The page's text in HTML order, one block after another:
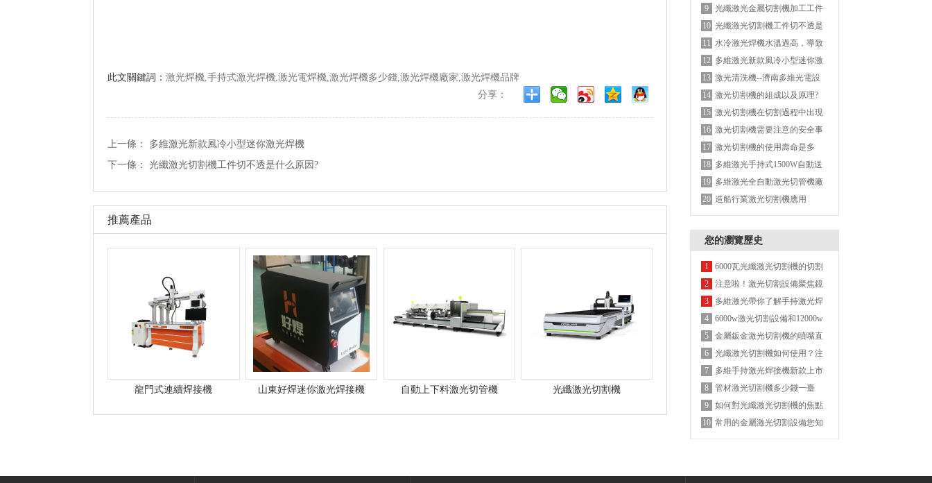
此文關鍵詞：激光焊機,手持式激光焊機,激光電焊機,激光焊機多少錢,激光焊機廠家,激光焊機品牌
分享：
上一條： 多維激光新款風冷小型迷你激光焊機
下一條：光纖激光切割機工件切不透是什么原因?
推薦產品
龍門式連續焊接機 山東好焊迷你激光焊接機 自動上下料激光切管機 光纖激光切割機
是什么意思？
9
光纖激光金屬切割機加工工件
時,切割順序應遵循什么原則?
10 光纖激光切割機工件切不透是
什么原因?
11 水冷激光焊機水溫過高，導致
機器停運怎么處理？
12 多維激光新款風冷小型迷你激
光焊機
13 激光清洗機--濟南多維光電設
備有限公司
14 激光切割機的組成以及原理?
15 激光切割機在切割過程中出現
切割誤差的原因分析
16 激光切割機需要注意的安全事
項有哪些？
17 激光切割機的使用壽命是多
久？
18 多維激光手持式1500W自動送
絲激光焊接機的優點
19 多維激光全自動激光切管機廠
家
20 造船行業激光切割機應用
您的瀏覽歷史
1
6000瓦光纖激光切割機的切割
參數
2
注意啦！激光切割設備聚焦鏡
的安裝使用方法
3
多維激光帶你了解手持激光焊
接機有哪些優缺點？
4
6000w激光切割設備和12000w
激光切割設備用哪種激更節省
成本
5
金屬鈑金激光切割機的噴嘴直
徑類型及差別
6
光纖激光切割機如何使用？注
意這些對您有幫助！
7
多維手持激光焊接機新款上市
8
管材激光切割機多少錢一臺
9
如何對光纖激光切割機的焦點
位置進行調整？
10 常用的金屬激光切割設備您知
道有哪些嗎？